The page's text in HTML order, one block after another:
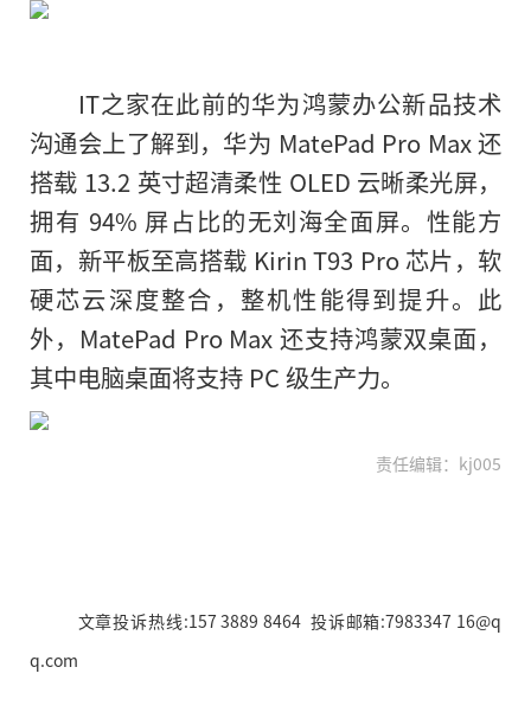
IT之家在此前的华为鸿蒙办公新品技术
沟通会上了解到，华为 MatePad Pro Max 还
搭载 13.2 英寸超清柔性 OLED 云晰柔光屏，
拥有 94% 屏占比的无刘海全面屏。性能方
面，新平板至高搭载 Kirin T93 Pro 芯片，软
硬芯云深度整合，整机性能得到提升。此
外，MatePad Pro Max 还支持鸿蒙双桌面，
其中电脑桌面将支持 PC 级生产力。
责任编辑：kj005
文章投诉热线:157 3889 8464 投诉邮箱:7983347 16@q
q.com